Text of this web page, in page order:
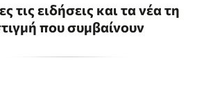
τις ειδήσεις και τα νέα τη
που συμβαίνουν